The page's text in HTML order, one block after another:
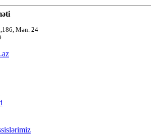
Mən. 24